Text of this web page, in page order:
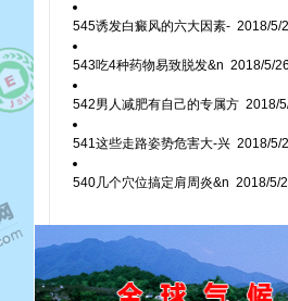
545诱发白癜风的六大因素-2018/5/
543吃4种药物易致脱发&n 2018/5/26
542男人减肥有自己的专属方2018/
541这些走路姿势危害大-兴2018/5/
540几个穴位搞定肩周炎&n 2018/5/